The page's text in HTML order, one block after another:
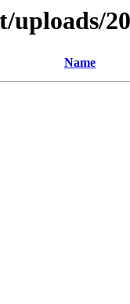
uploads/
Name